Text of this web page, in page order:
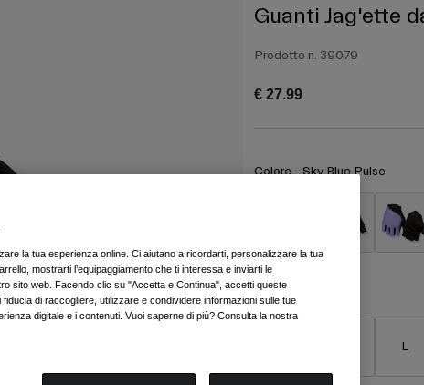
Guanti Jag'ette
Prodotto n. 39079
€ 27.99
Colore -Sky Blue Pulse
Taglia
L
la tua esperienza online. Ci aiutano a ricordarti, personalizzare la tua
mostrarti l’equipaggiamento che ti interessa e inviarti le
sito web. Facendo clic su "Accetta e Continua", accetti queste
di raccogliere, utilizzare e condividere informazioni sulle tue
digitale e i contenuti. Vuoi saperne di più? Consulta la nostra